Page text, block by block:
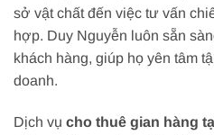
sở vật chất đến việc tư vấn
hợp. Duy Nguyễn luôn sẵn
khách hàng, giúp họ yên tâm
doanh.
Dịch vụ cho thuê gian hàng